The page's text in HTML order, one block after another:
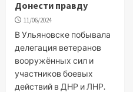
Донести правду
11/06/2024
В Ульяновске побывала
делегация ветеранов
вооружённых сил и
участников боевых
действий в ДНР и ЛНР.